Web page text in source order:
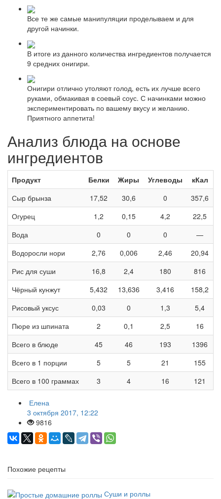
Все те же самые манипуляции проделываем и для
другой начинки.
В итоге из данного количества ингредиентов получается
9 средних онигири.
Онигири отлично утоляют голод, есть их лучше всего
руками, обмакивая в соевый соус. С начинками можно
экспериментировать по вашему вкусу и желанию.
Приятного аппетита!
Анализ блюда на основе
ингредиентов
Продукт Белки Жиры Углеводы
кКал
Сыр брынза
17,52 30,6 0
357,6
Огурец
1,2 0,15 4,2
22,5
Вода
0 0 0
—
Водоросли нори
2,76 0,006 2,46
20,94
Рис для суши
16,8 2,4 180
816
Чёрный кунжут
5,432 13,636 3,416
158,2
Рисовый уксус
0,03 0 1,3
5,4
Пюре из шпината
2 0,1 2,5
16
Всего в блюде
45 46 193
1396
Всего в 1 порции
5 5 21
155
Всего в 100 граммах
3 4 16 121
Елена
3 октября 2017, 12:22
9816
Похожие рецепты
Суши и роллы